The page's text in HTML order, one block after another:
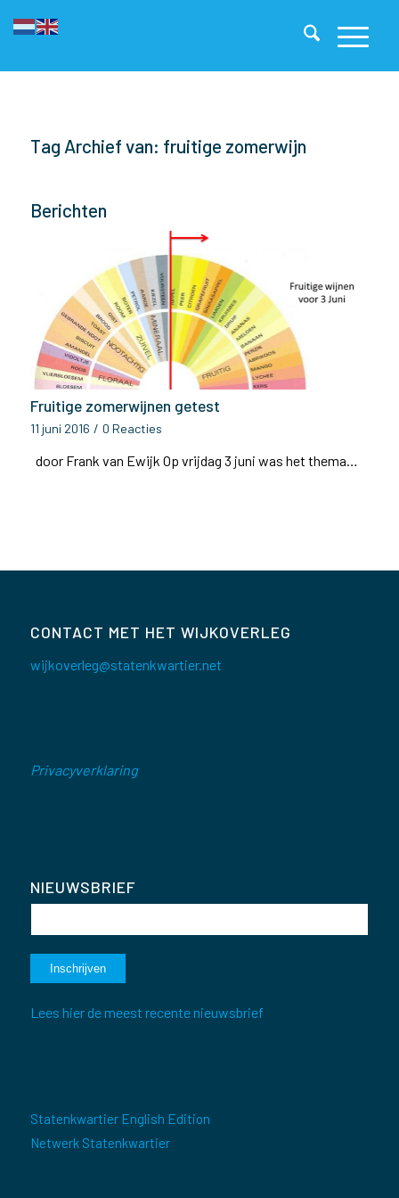
Tag Archief van: fruitige zomerwijn
Berichten
Fruitige zomerwijnen getest
11 juni 2016 / 0 Reacties
door Frank van Ewijk Op vrijdag 3 juni was het thema…
CONTACT MET HET WIJKOVERLEG
wijkoverleg@statenkwartier.net
Privacyverklaring
NIEUWSBRIEF
Lees hier de meest recente nieuwsbrief
Statenkwartier English Edition
Netwerk Statenkwartier